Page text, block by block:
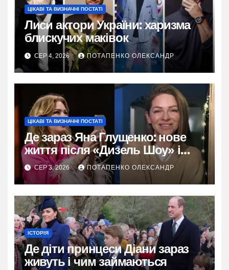
ЦІКАВІ ТА ВИЗНАЧНІ ПОСТАТІ
Лиси актори України: харизма
блискучих маківок
СЕР 4, 2026 ПОТАПЕНКО ОЛЕКСАНДР
ЦІКАВІ ТА ВИЗНАЧНІ ПОСТАТІ
Де зараз Яна Глущенко: нове
життя після «Дизель Шоу» і
розлучення
СЕР 3, 2026 ПОТАПЕНКО ОЛЕКСАНДР
ІСТОРІЯ
Де діти принцеси Діани зараз
живуть і чим займаються